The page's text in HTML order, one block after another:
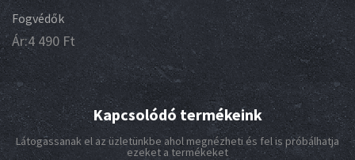
Fogvédők
Ár:4 490Ft
Kapcsolódó termékeink
Látogassanak el az üzletünkbe ahol megnézheti és fel is próbálhatja
ezeket a termékeket